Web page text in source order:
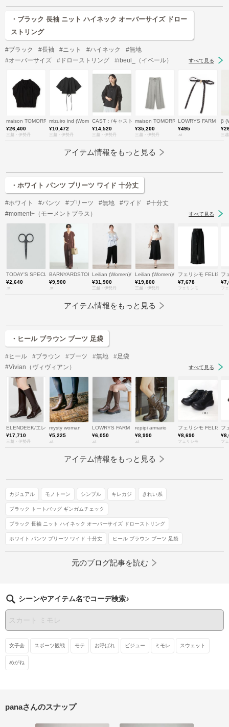
・ブラック 長袖 ニット ハイネック オーバーサイズ ドロー
ストリング
#ブラック #長袖 #ニット #ハイネック
#無地
#オーバーサイズ
#ドローストリング #ibeul_（イベール） すべて見る
maison TOMORROWLAND/メゾン トゥモローランド
¥26,400
三越・伊勢丹
mizuiro ind (Women)/ミズイロインド
¥10,472
三越・伊勢丹
CAST：/キャストコロン
¥14,520
三越・伊勢丹
maison TOMORROWLAND/メゾン トゥ
¥35,200
三越・伊勢丹
LOWRYS FARM
¥495
.st
β
三
アイテム情報をもっと見る
・ホワイト パンツ プリーツ ワイド 十分丈
#ホワイト #パンツ #プリーツ #無地 #ワイド
#十分丈
#moment+（モーメントプラス）
すべて見る
TODAY'S SPECIAL
¥2,640
.st
BARNYARDSTORM
¥9,900
.st
Leilian (Women)/レリアン
¥31,900
三越・伊勢丹
Leilian (Women)/レリアン
¥19,800
三越・伊勢丹
フェリシモ
¥7,678
フェリシモ
フ
フ
アイテム情報をもっと見る
・ヒール ブラウン ブーツ 足袋
#ヒール #ブラウン #ブーツ #無地
#足袋
#Vivian（ヴィヴィアン）
すべて見る
ELENDEEK/エレンディーク
¥17,710
三越・伊勢丹
mysty woman
¥5,225
.st
LOWRYS FARM
¥6,050
.st
repipi armario
¥8,990
.st
フェリシモ
¥8,690
フェリシモ
フ
フ
アイテム情報をもっと見る
カジュアル モノトーン シンプル キレカジ きれい系
ブラック トートバッグ ギンガムチェック
ブラック 長袖 ニット ハイネック オーバーサイズ ドローストリング
ホワイト パンツ プリーツ ワイド 十分丈 ヒール ブラウン ブーツ 足袋
元のブログ記事を読む
シーンやアイテム名でコーデ検索♪
女子会 スポーツ観戦 モテ お呼ばれ ビジュー ミモレ スウェット
めがね
panaさんのスナップ